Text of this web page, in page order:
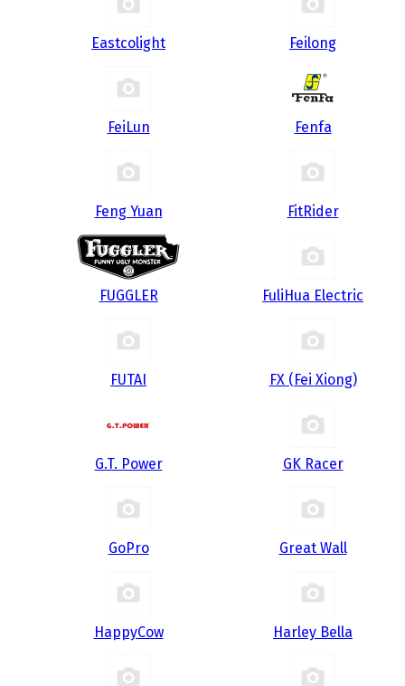
Eastcolight Feilong
FeiLun Fenfa
Feng Yuan FitRider
FUGGLER FuliHua Electric
FUTAI FX (Fei Xiong)
G.T. Power GK Racer
GoPro Great Wall
HappyCow Harley Bella